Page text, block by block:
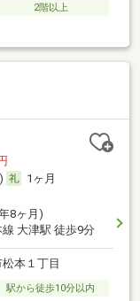
2階以上
1ヶ月
8ヶ月)
線 大津駅 徒歩9分
本１丁目
駅から徒歩10分以内